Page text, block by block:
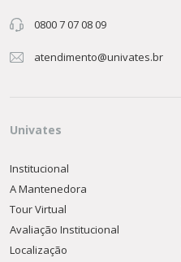
0800 7 07 08 09
atendimento@univates.br
Univates
Institucional
A Mantenedora
Tour Virtual
Avaliação Institucional
Localização